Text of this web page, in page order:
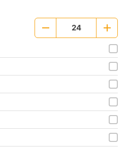
24
Větší
porce